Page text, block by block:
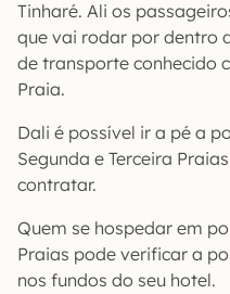
Tinharé. Ali os
que vai rodar por dentro
de transporte conhecido
Praia.
Dali é possível ir a pé a
Segunda e Terceira
contratar.
Quem se hospedar em
Praias pode verificar a
nos fundos do seu hotel.